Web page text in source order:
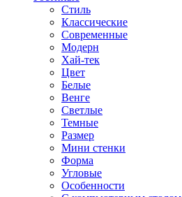
Стиль
Классические
Современные
Модерн
Хай-тек
Цвет
Белые
Венге
Светлые
Темные
Размер
Мини стенки
Форма
Угловые
Особенности